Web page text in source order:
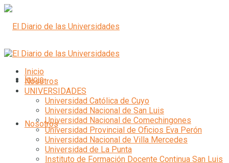
Inicio
Nosotros
Inicio
Nosotros
UNIVERSIDADES
Universidad Católica de Cuyo
Universidad Nacional de San Luis
Universidad Nacional de Comechingones
Universidad Provincial de Oficios Eva Perón
Universidad Nacional de Villa Mercedes
Universidad de La Punta
Instituto de Formación Docente Continua San Luis